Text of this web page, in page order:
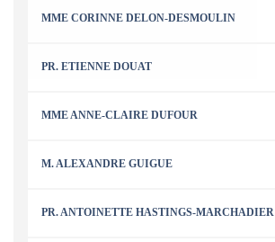
MME CORINNE DELON-DESMOULIN
PR. ETIENNE DOUAT
MME ANNE-CLAIRE DUFOUR
M. ALEXANDRE GUIGUE
PR. ANTOINETTE HASTINGS-MARCHADIER